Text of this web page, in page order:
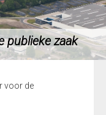
publieke zaak
voor de